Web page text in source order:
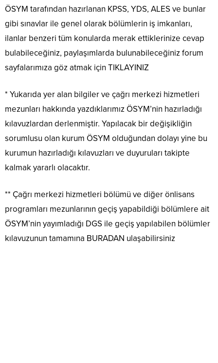
ÖSYM tarafından hazırlanan KPSS, YDS, ALES ve bunlar
gibi sınavlar ile genel olarak bölümlerin iş imkanları,
ilanlar benzeri tüm konularda merak ettiklerinize cevap
bulabileceğiniz, paylaşımlarda bulunabileceğiniz forum
sayfalarımıza göz atmak için TIKLAYINIZ
* Yukarıda yer alan bilgiler ve çağrı merkezi hizmetleri
mezunları hakkında yazdıklarımız ÖSYM’nin hazırladığı
kılavuzlardan derlenmiştir. Yapılacak bir değişikliğin
sorumlusu olan kurum ÖSYM olduğundan dolayı yine bu
kurumun hazırladığı kılavuzları ve duyuruları takipte
kalmak yararlı olacaktır.
** Çağrı merkezi hizmetleri bölümü ve diğer önlisans
programları mezunlarının geçiş yapabildiği bölümlere ait
ÖSYM’nin yayımladığı DGS ile geçiş yapılabilen bölümler
kılavuzunun tamamına BURADAN ulaşabilirsiniz